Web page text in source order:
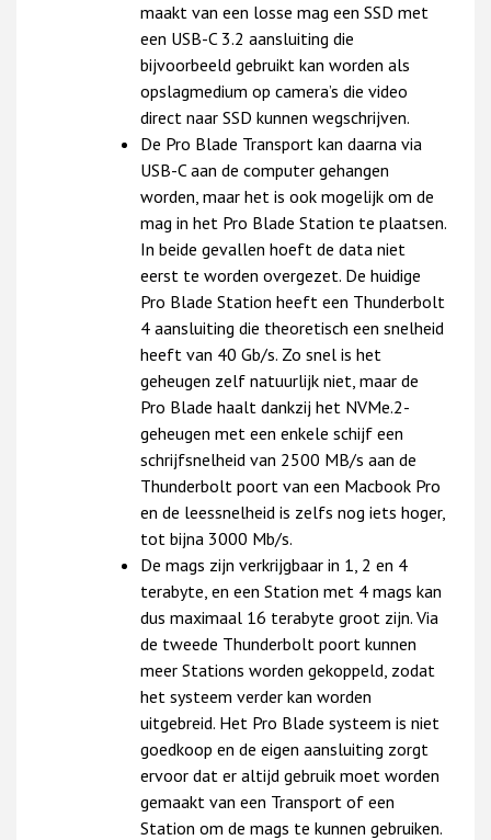
maakt van een losse mag een SSD met
een USB-C 3.2 aansluiting die
bijvoorbeeld gebruikt kan worden als
opslagmedium op camera’s die video
direct naar SSD kunnen wegschrijven.
De Pro Blade Transport kan daarna via
USB-C aan de computer gehangen
worden, maar het is ook mogelijk om de
mag in het Pro Blade Station te plaatsen.
In beide gevallen hoeft de data niet
eerst te worden overgezet. De huidige
Pro Blade Station heeft een Thunderbolt
4 aansluiting die theoretisch een snelheid
heeft van 40 Gb/s. Zo snel is het
geheugen zelf natuurlijk niet, maar de
Pro Blade haalt dankzij het NVMe.2-
geheugen met een enkele schijf een
schrijfsnelheid van 2500 MB/s aan de
Thunderbolt poort van een Macbook Pro
en de leessnelheid is zelfs nog iets hoger,
tot bijna 3000 Mb/s.
De mags zijn verkrijgbaar in 1, 2 en 4
terabyte, en een Station met 4 mags kan
dus maximaal 16 terabyte groot zijn. Via
de tweede Thunderbolt poort kunnen
meer Stations worden gekoppeld, zodat
het systeem verder kan worden
uitgebreid. Het Pro Blade systeem is niet
goedkoop en de eigen aansluiting zorgt
ervoor dat er altijd gebruik moet worden
gemaakt van een Transport of een
Station om de mags te kunnen gebruiken.